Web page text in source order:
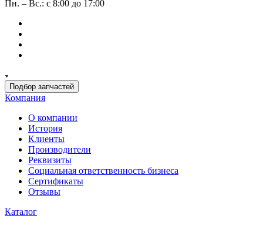
Пн. – Вс.: с 8:00 до 17:00
Подбор запчастей
Компания
О компании
История
Клиенты
Производители
Реквизиты
Социальная ответственность бизнеса
Сертификаты
Отзывы
Каталог